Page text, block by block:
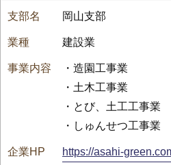
岡山支部
建設業
・造園工事業
・土木工事業
・とび、土工工事業
・しゅんせつ工事業
https://asahi-